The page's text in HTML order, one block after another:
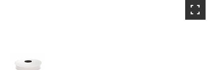
fullscreen